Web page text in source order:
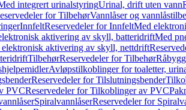
integrert urinalstyringUrinal, drift uten vann
for TilbehørVannlåser og
InnfeltReservedeler for InnfeltMed
aktivering av skyll, batteridriftMed
aktivering av skyll, nettdrift
TilbehørReservedeler for Tilbehør
Avløpstilkoblinger for toaletter,
Reservedeler for Tilslutningsbender
PVCReservedeler for Tilkoblinger av PVC
SpiralvannlåserReservedeler for